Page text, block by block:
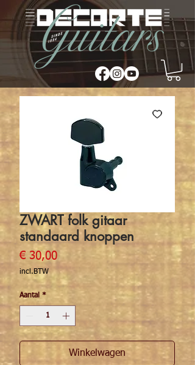
ZWART folk gitaar
standaard knoppen
€ 30,00Prijs
incl.BTW
Aantal *
Winkelwagen